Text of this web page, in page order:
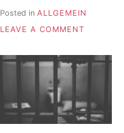
Posted in ALLGEMEIN
LEAVE A COMMENT
–